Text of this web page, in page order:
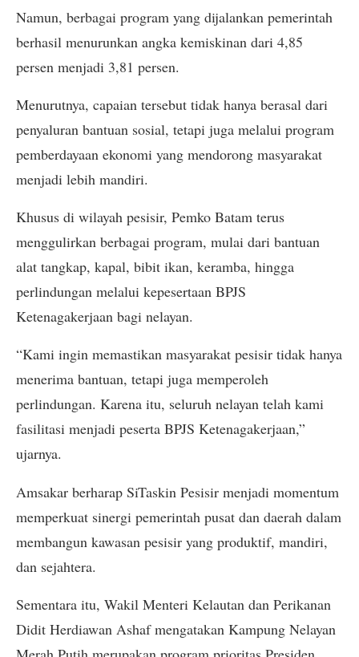
Namun, berbagai program yang dijalankan pemerintah
berhasil menurunkan angka kemiskinan dari 4,85
persen menjadi 3,81 persen.
Menurutnya, capaian tersebut tidak hanya berasal dari
penyaluran bantuan sosial, tetapi juga melalui program
pemberdayaan ekonomi yang mendorong masyarakat
menjadi lebih mandiri.
Khusus di wilayah pesisir, Pemko Batam terus
menggulirkan berbagai program, mulai dari bantuan
alat tangkap, kapal, bibit ikan, keramba, hingga
perlindungan melalui kepesertaan BPJS
Ketenagakerjaan bagi nelayan.
“Kami ingin memastikan masyarakat pesisir tidak hanya
menerima bantuan, tetapi juga memperoleh
perlindungan. Karena itu, seluruh nelayan telah kami
fasilitasi menjadi peserta BPJS Ketenagakerjaan,”
ujarnya.
Amsakar berharap SiTaskin Pesisir menjadi momentum
memperkuat sinergi pemerintah pusat dan daerah dalam
membangun kawasan pesisir yang produktif, mandiri,
dan sejahtera.
Sementara itu, Wakil Menteri Kelautan dan Perikanan
Didit Herdiawan Ashaf mengatakan Kampung Nelayan